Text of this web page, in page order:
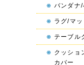
バンダナ
ラグ/マッ
テーブル
クッショ
カバー